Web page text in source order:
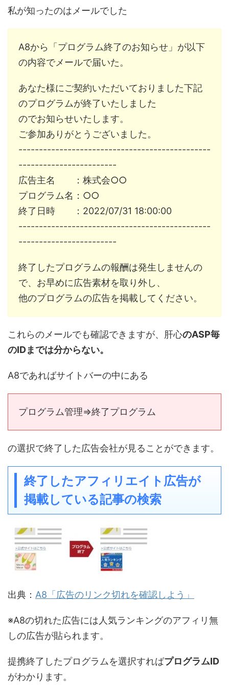
私が知ったのはメールでした
A8から「プログラム終了のお知らせ」が以下
の内容でメールで届いた。
あなた様にご契約いただいておりました下記
のプログラムが終了いたしました
のでお知らせいたします。
ご参加ありがとうございました。
-----------------------------------------------
------------------------
広告主名 ：株式会○○
プログラム名：○○
終了日時 ：2022/07/31 18:00:00
-----------------------------------------------
------------------------
終了したプログラムの報酬は発生しませんの
で、お早めに広告素材を取り外し、
他のプログラムの広告を掲載してください。
これらのメールでも確認できますが、肝心のASP毎
のIDまでは分からない。
A8であればサイトバーの中にある
プログラム管理⇒終了プログラム
の選択で終了した広告会社が見ることができます。
終了したアフィリエイト広告が
掲載している記事の検索
出典： A8「広告のリンク切れを確認しよう」
※A8の切れた広告には人気ランキングのアフィリ無
しの広告が貼られます。
提携終了したプログラムを選択すればプログラムID
がわかります。